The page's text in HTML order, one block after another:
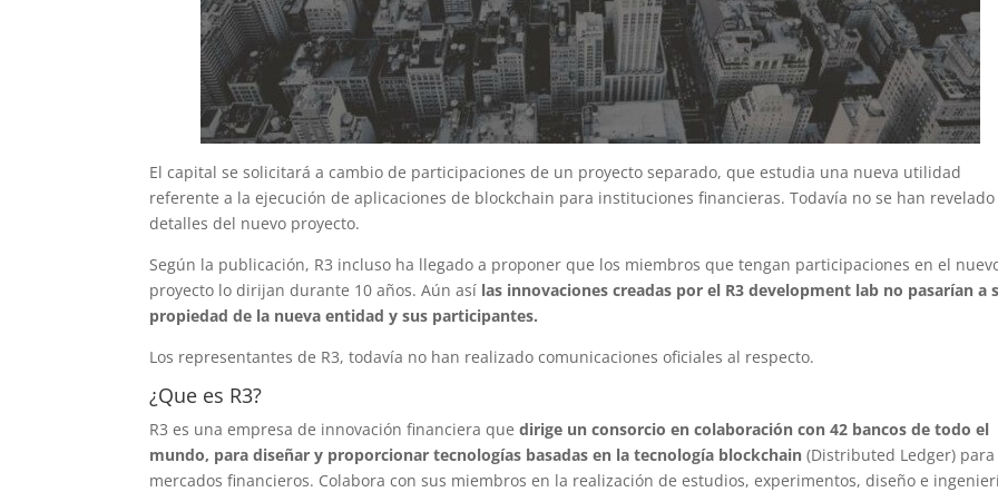
El capital se solicitará a cambio de participaciones de un proyecto separado, que estudia una nueva utilidad
referente a la ejecución de aplicaciones de blockchain para instituciones financieras. Todavía no se han revelado
detalles del nuevo proyecto.
Según la publicación, R3 incluso ha llegado a proponer que los miembros que tengan participaciones en el
proyecto lo dirijan durante 10 años. Aún así las innovaciones creadas por el R3 development lab no pasarían a
propiedad de la nueva entidad y sus participantes.
Los representantes de R3, todavía no han realizado comunicaciones oficiales al respecto.
¿Que es R3?
R3 es una empresa de innovación financiera que dirige un consorcio en colaboración con 42 bancos de todo el
mundo, para diseñar y proporcionar tecnologías basadas en la tecnología blockchain (Distributed Ledger) para
mercados financieros. Colabora con sus miembros en la realización de estudios, experimentos, diseño e